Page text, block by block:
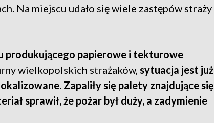
Na miejscu udało się wiele zastępów straży
produkującego papierowe i tekturowe
wielkopolskich strażaków, sytuacja jest już
Zapaliły się palety znajdujące się
sprawił, że pożar był duży, a zadymienie